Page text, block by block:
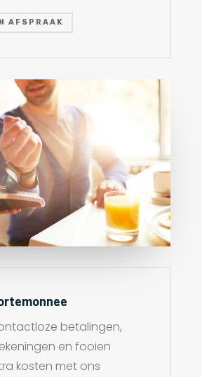
AFSPRAAK
betalingen,
en fooien
kosten met ons